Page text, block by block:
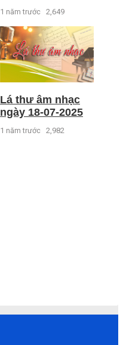
1 năm trước 2,649
Lá thư âm nhạc
ngày 18-07-2025
1 năm trước 2,982